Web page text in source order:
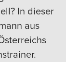
In dieser
aus